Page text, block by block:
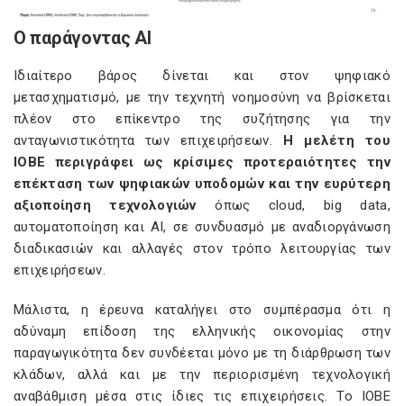
Ο παράγοντας ΑΙ
Ιδιαίτερο βάρος δίνεται και στον ψηφιακό
μετασχηματισμό, με την τεχνητή νοημοσύνη να βρίσκεται
πλέον στο επίκεντρο της συζήτησης για την
ανταγωνιστικότητα των επιχειρήσεων. Η μελέτη του
ΙΟΒΕ περιγράφει ως κρίσιμες προτεραιότητες την
επέκταση των ψηφιακών υποδομών και την ευρύτερη
αξιοποίηση τεχνολογιώνόπως cloud, big data,
αυτοματοποίηση και AI, σε συνδυασμό με αναδιοργάνωση
διαδικασιών και αλλαγές στον τρόπο λειτουργίας των
επιχειρήσεων.
Μάλιστα, η έρευνα καταλήγει στο συμπέρασμα ότι η
αδύναμη επίδοση της ελληνικής οικονομίας στην
παραγωγικότητα δεν συνδέεται μόνο με τη διάρθρωση των
κλάδων, αλλά και με την περιορισμένη τεχνολογική
αναβάθμιση μέσα στις ίδιες τις επιχειρήσεις. Το ΙΟΒΕ